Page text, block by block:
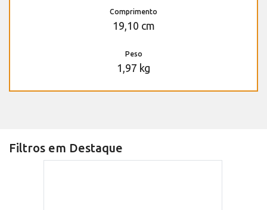
Comprimento
19,10 cm
Peso
1,97 kg
Filtros em Destaque